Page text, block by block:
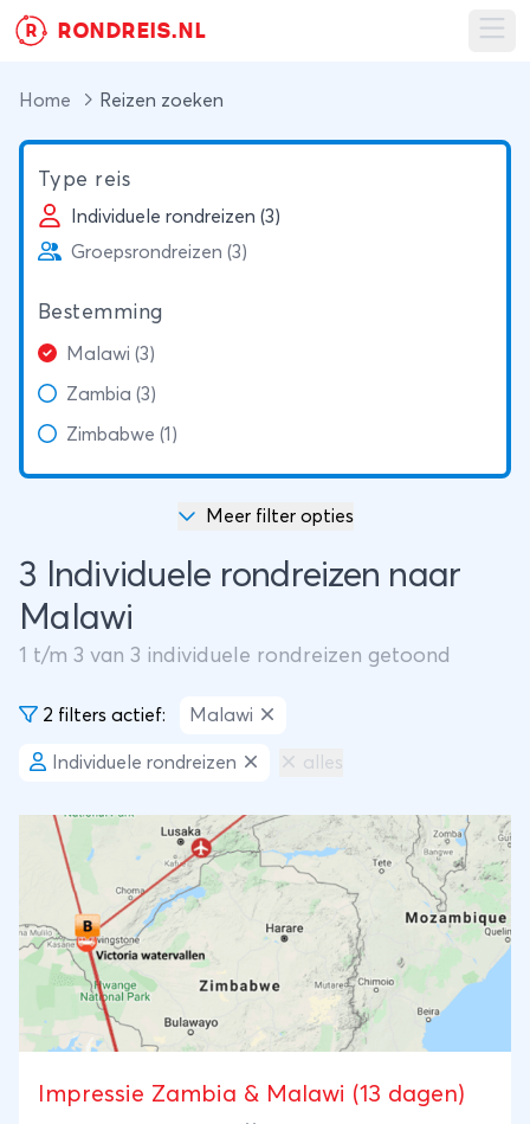
R RONDREIS.NL
Home Reizen zoeken
Type reis
Individuele rondreizen (3)
Groepsrondreizen (3)
Bestemming
Malawi (3)
Zambia (3)
Zimbabwe (1)
Meer filter opties
3 Individuele rondreizen naar
Malawi
1 t/m 3 van 3 individuele rondreizen getoond
2 filters actief: Malawi
Individuele rondreizen alles
Impressie Zambia & Malawi (13 dagen)